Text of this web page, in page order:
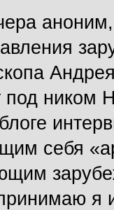
под ником
себя
я